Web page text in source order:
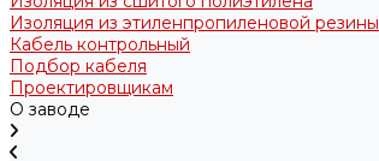
Изоляция из этиленпропиленовой резины
Кабель контрольный
Подбор кабеля
Проектировщикам
О заводе